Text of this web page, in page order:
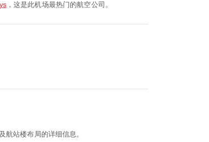
，这是此机场最热门的航空公司。
航站楼布局的详细信息。